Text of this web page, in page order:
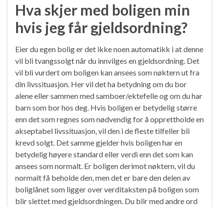
Hva skjer med boligen min
hvis jeg får gjeldsordning?
Eier du egen bolig er det ikke noen automatikk i at denne
vil bli tvangssolgt når du innvilges en gjeldsordning. Det
vil bli vurdert om boligen kan ansees som nøktern ut fra
din livssituasjon. Her vil det ha betydning om du bor
alene eller sammen med samboer/ektefelle og om du har
barn som bor hos deg. Hvis boligen er betydelig større
enn det som regnes som nødvendig for å opprettholde en
akseptabel livssituasjon, vil den i de fleste tilfeller bli
krevd solgt. Det samme gjelder hvis boligen har en
betydelig høyere standard eller verdi enn det som kan
ansees som normalt. Er boligen derimot nøktern, vil du
normalt få beholde den, men det er bare den delen av
boliglånet som ligger over verditaksten på boligen som
blir slettet med gjeldsordningen. Du blir med andre ord